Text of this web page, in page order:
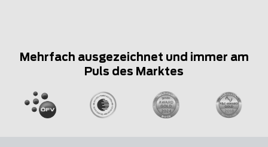
Mehrfach ausgezeichnet und immer am
Puls des Marktes